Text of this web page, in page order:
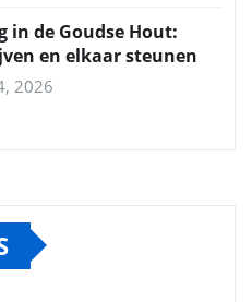
in de Goudse Hout:
en elkaar steunen
2026